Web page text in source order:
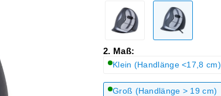
2. Maß:
Klein (Handlänge <17,8 cm)
Groß (Handlänge > 19 cm)